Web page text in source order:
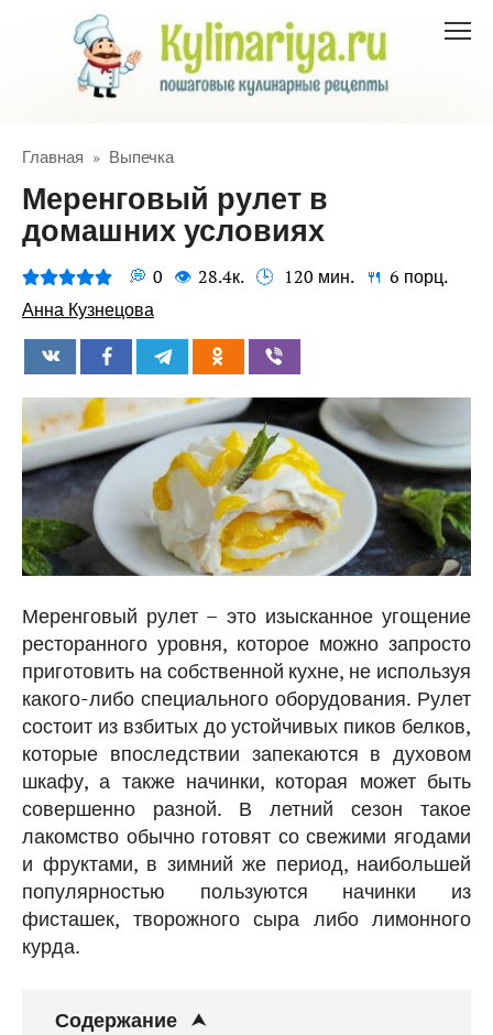
Главная » Выпечка
Меренговый рулет в
домашних условиях
0 28.4к. 120 мин.
6 порц.
Анна Кузнецова
Меренговый рулет – это изысканное угощение
ресторанного уровня, которое можно запросто
приготовить на собственной кухне, не используя
какого-либо специального оборудования. Рулет
состоит из взбитых до устойчивых пиков белков,
которые впоследствии запекаются в духовом
шкафу, а также начинки, которая может быть
совершенно разной. В летний сезон такое
лакомство обычно готовят со свежими ягодами
и фруктами, в зимний же период, наибольшей
популярностью пользуются начинки из
фисташек, творожного сыра либо лимонного
курда.
Содержание